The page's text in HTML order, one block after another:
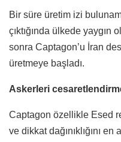
Bir süre üretim izi
çıktığında ülkede yaygın
sonra Captagon’u İran
üretmeye başladı.
Askerleri
Captagon özellikle Esed
ve dikkat dağınıklığını